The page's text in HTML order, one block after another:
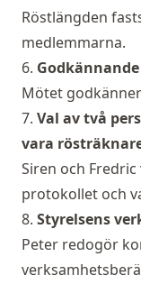
Röstlängden
medlemmarna.
6.
Mötet
7. Val av två
vara
Siren och
protokollet och
8. Styrelsens
Peter redogör